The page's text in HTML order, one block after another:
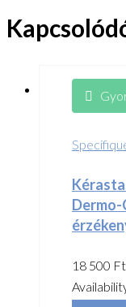
Dermo-
18 500 Ft